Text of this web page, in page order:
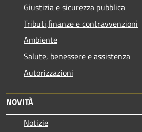
Giustizia e sicurezza pubblica
Tributi,finanze e contravvenzioni
Ambiente
Salute, benessere e assistenza
Autorizzazioni
NOVITÀ
Notizie